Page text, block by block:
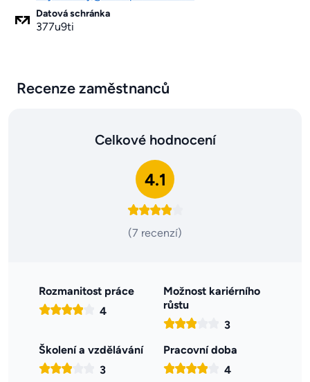
Datová schránka
377u9ti
Recenze zaměstnanců
Celkové hodnocení
4.1
(7 recenzí)
Rozmanitost práce
4
Možnost kariérního
růstu
3
Školení a vzdělávání
3
Pracovní doba
4